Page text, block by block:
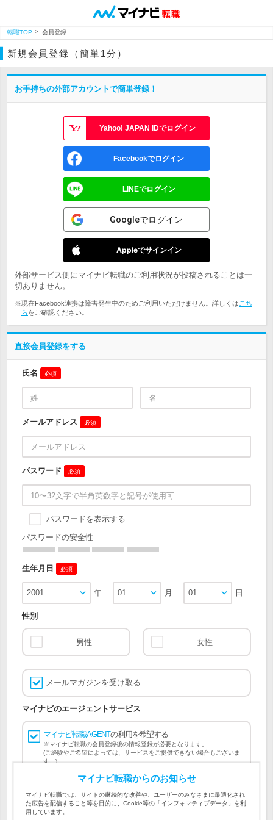
転職TOP 会員登録
新規会員登録（簡単1分）
お手持ちの外部アカウントで簡単登録！
Yahoo! JAPAN IDでログイン
Facebookでログイン
LINEでログイン
Googleでログイン
Appleでサインイン
外部サービス側にマイナビ転職のご利用状況が投稿されることは一
切ありません。
※現在Facebook連携は障害発生中のためご利用いただけません。詳しくは こち
らをご確認ください。
直接会員登録をする
氏名 必須
メールアドレス 必須
パスワード 必須
パスワードを表示する
パスワードの安全性
生年月日 必須
2001 年 01 月 01 日
性別
男性 女性
メールマガジンを受け取る
マイナビのエージェントサービス
マイナビ転職AGENTの利用を希望する
※マイナビ転職の会員登録後の情報登録が必要となります。
(ご経験やご希望によっては、サービスをご提供できない場合もございま
す。)
会員登録には マイナビ転職 会員規約
マイナビ転職AGENT
会員規約、マイナビ転職AGENT 個人情報の取り扱い および
個人情報の取り扱い
マイナビ転職からのお知らせ
マイナビ転職では、サイトの継続的な改善や、ユーザーのみなさまに最適化され
た広告を配信すること等を目的に、Cookie等の「インフォマティブデータ」を利
用しています。